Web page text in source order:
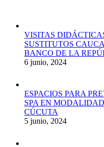
VISITAS
SUSTITUTOS
BANCO DE LA
6 junio, 2024
ESPACIOS PARA
SPA EN
CÚCUTA
5 junio, 2024